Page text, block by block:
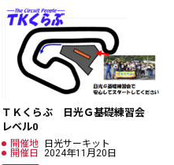
ＴＫくらぶ 日光Ｇ基礎練習会
レベル0
開催地
日光サーキット
開催日
2024年11月20日